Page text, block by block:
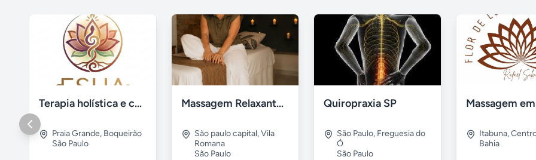
Terapia holística e corporal - espaço ESHA
Praia Grande, Boqueirão
São Paulo
Massagem Relaxante, liberação miofascial
São paulo capital,Vila
Romana
São Paulo
Quiropraxia SP
São Paulo, Freguesia do
Ó
São Paulo
Itabuna,
Bahia